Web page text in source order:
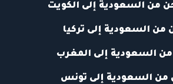
من السعودية إلى الكويت
من السعودية إلى تركيا
السعودية إلى المغرب
من السعودية إلى تونس